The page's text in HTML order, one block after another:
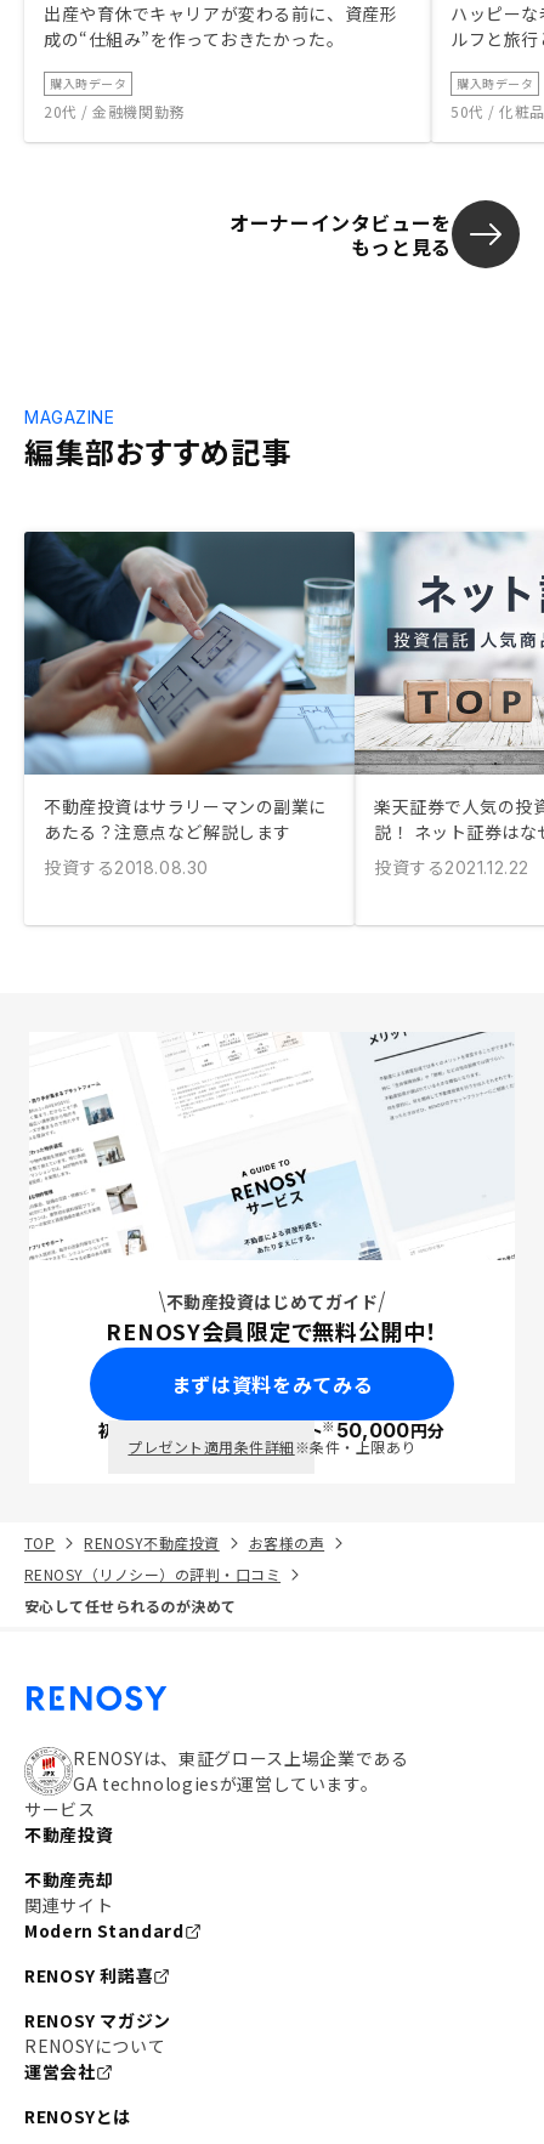
出産や育休でキャリアが変わる前に、資産形
成の“仕組み”を作っておきたかった。
購入時データ
20代 / 金融機関勤務
ハッピー
ルフと旅
購入時データ
50代 / 化粧
オーナーインタビューを
もっと見る
編集部おすすめ記事
MAGAZINE
不動産投資はサラリーマンの副業に
あたる？注意点など解説します
投資する2018.08.30
楽天証券で人気の投
説！ ネット証券はな
投資する2021.12.22
不動産投資はじめてガイド
RENOSY会員限定で無料公開中！
まずは資料をみてみる
初回面談で ポイント※50,000円分
プレゼント適用条件詳細※条件・上限あり
TOP RENOSY不動産投資
お客様の声
RENOSY（リノシー）の評判・口コミ
安心して任せられるのが決めて
RENOSYは、東証グロース上場企業である
GA technologiesが運営しています。
サービス
不動産投資
不動産売却
関連サイト
Modern Standard
RENOSY 利諾喜
RENOSY マガジン
RENOSYについて
運営会社
RENOSYとは